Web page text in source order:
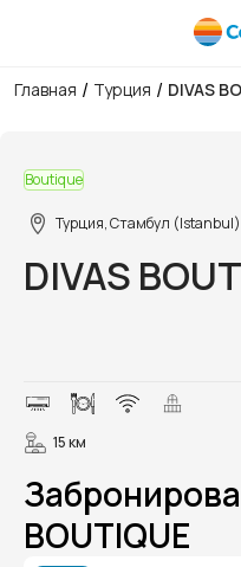
Главная / Турция / DIVAS
Boutique
Турция, Стамбул (Istanbul)
DIVAS
15 км
BOUTIQUE